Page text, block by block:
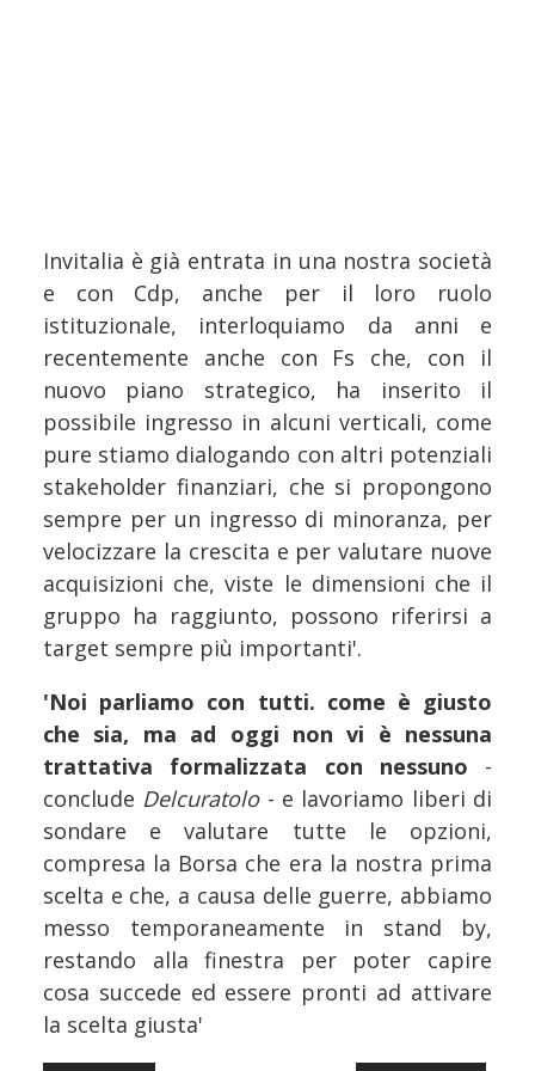
Invitalia è già entrata in una nostra società
e con Cdp, anche per il loro ruolo
istituzionale, interloquiamo da anni e
recentemente anche con Fs che, con il
nuovo piano strategico, ha inserito il
possibile ingresso in alcuni verticali, come
pure stiamo dialogando con altri potenziali
stakeholder finanziari, che si propongono
sempre per un ingresso di minoranza, per
velocizzare la crescita e per valutare nuove
acquisizioni che, viste le dimensioni che il
gruppo ha raggiunto, possono riferirsi a
target sempre più importanti'.
'Noi parliamo con tutti. come è giusto
che sia, ma ad oggi non vi è nessuna
trattativa formalizzata con nessuno -
conclude Delcuratolo - e lavoriamo liberi di
sondare e valutare tutte le opzioni,
compresa la Borsa che era la nostra prima
scelta e che, a causa delle guerre, abbiamo
messo temporaneamente in stand by,
restando alla finestra per poter capire
cosa succede ed essere pronti ad attivare
la scelta giusta'